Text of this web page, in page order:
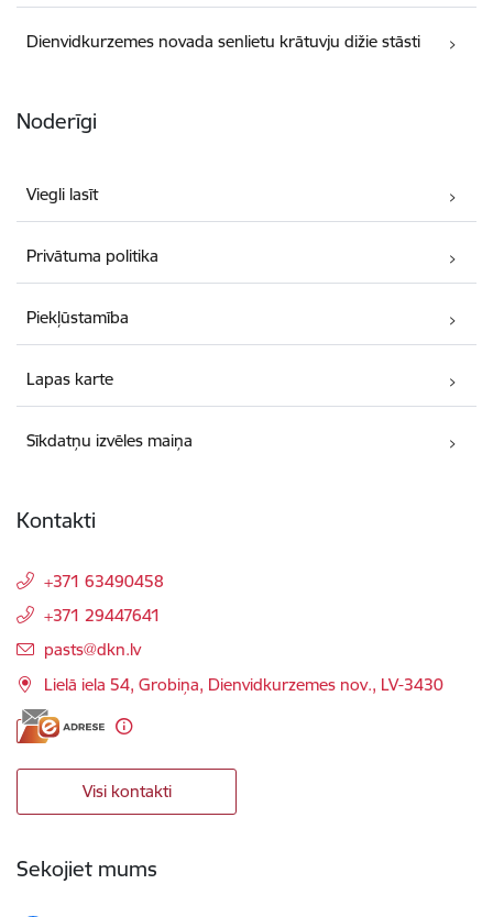
Dienvidkurzemes novada senlietu krātuvju dižie stāsti
Noderīgi
Viegli lasīt
Privātuma politika
Piekļūstamība
Lapas karte
Sīkdatņu izvēles maiņa
Kontakti
+371 63490458
+371 29447641
E-pasts:
pasts@dkn.lv
Lielā iela 54, Grobiņa, Dienvidkurzemes nov., LV-3430
Visi kontakti
Sekojiet mums